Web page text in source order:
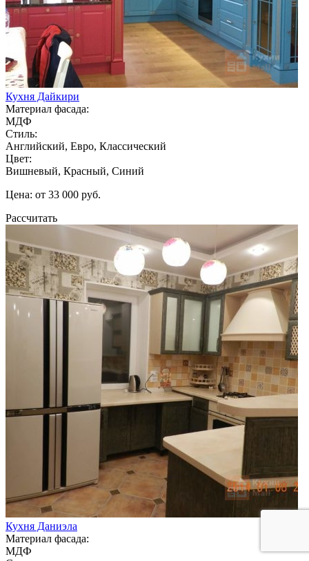
Кухня Дайкири
Материал фасада:
МДФ
Стиль:
Английский, Евро, Классический
Цвет:
Вишневый, Красный, Синий
Цена: от 33 000 руб.
Рассчитать
Кухня Даниэла
Материал фасада:
МДФ